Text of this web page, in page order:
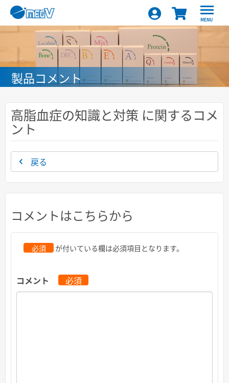
MENU
製品コメント
高脂血症の知識と対策 に関するコメ
ント
戻る
コメントはこちらから
必須 が付いている欄は必須項目となります。
コメント 必須